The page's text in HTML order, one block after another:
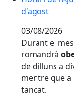
d'agost
03/08/2026
Durant el
romandrà
de dilluns a
mentre que
tancat.